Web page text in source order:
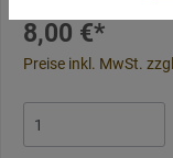
8,00 €*
Preise inkl. MwSt.